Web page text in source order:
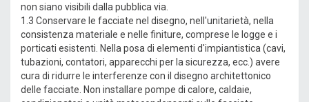
non siano visibili dalla pubblica via.
1.3 Conservare le facciate nel disegno, nell'unitarietà, nella
consistenza materiale e nelle finiture, comprese le logge e i
porticati esistenti. Nella posa di elementi d'impiantistica (cavi,
tubazioni, contatori, apparecchi per la sicurezza, ecc.) avere
cura di ridurre le interferenze con il disegno architettonico
delle facciate. Non installare pompe di calore, caldaie,